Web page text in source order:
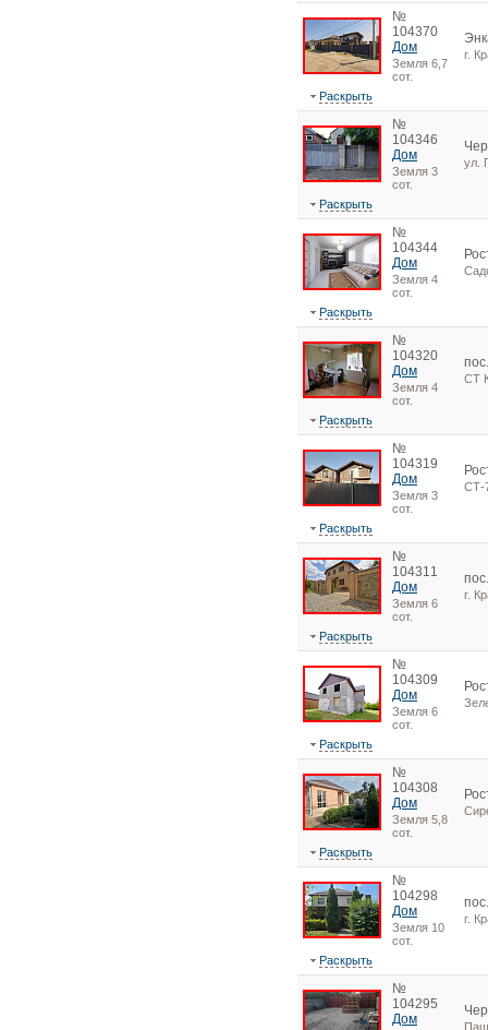
№
104370
Дом
Земля 6,7
сот.
г.
Раскрыть
№
104346
Дом
Земля 3
сот.
ул.
Раскрыть
№
104344
Дом
Земля 4
сот.
Раскрыть
№
104320
Дом
Земля 4
сот.
СТ
Раскрыть
№
104319
Дом
Земля 3
сот.
СТ-
Раскрыть
№
104311
Дом
Земля 6
сот.
г.
Раскрыть
№
104309
Дом
Земля 6
сот.
Раскрыть
№
104308
Дом
Земля 5,8
сот.
Раскрыть
№
104298
Дом
Земля 10
сот.
г.
Раскрыть
№
104295
Дом